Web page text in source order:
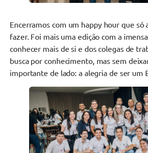
Encerramos com um happy hour que só
fazer. Foi mais uma edição com a
conhecer mais de si e dos colegas de
busca por conhecimento, mas sem
importante de lado: a alegria de ser um